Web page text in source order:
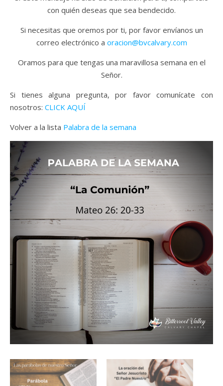
con quién deseas que sea bendecido.
Si necesitas que oremos por ti, por favor envíanos un
correo electrónico a oracion@bvcalvary.com
Oramos para que tengas una maravillosa semana en el
Señor.
Si tienes alguna pregunta, por favor comunícate con
nosotros: CLICK AQUÍ
Volver a la lista Palabra de la semana